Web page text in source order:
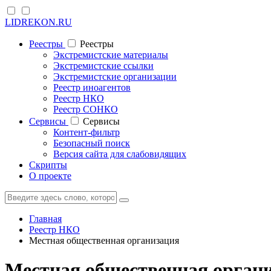
LIDREKON.RU
Реестры
Реестры
Экстремистские материалы
Экстремистские ссылки
Экстремистские организации
Реестр иноагентов
Реестр НКО
Реестр СОНКО
Cервисы
Cервисы
Контент-фильтр
Безопасный поиск
Версия сайта для слабовидящих
Скрипты
О проекте
Главная
Реестр НКО
Местная общественная организация